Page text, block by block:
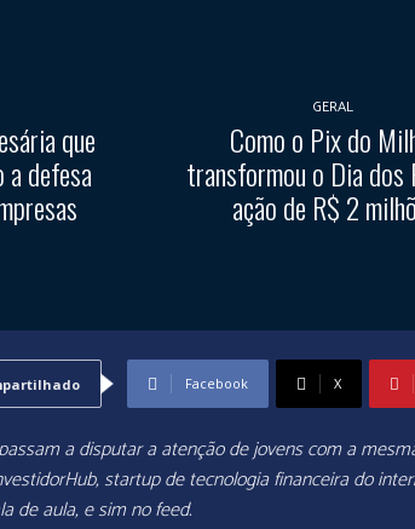
que
defesa
GERAL
Como o Pix do
transformou o Dia dos
ação de R$ 2
Facebook X
a disputar a atenção de jovens com a
startup de tecnologia financeira do
de aula, e sim no feed.